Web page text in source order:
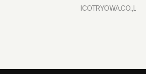
ICOTRYOWA.CO.,LTD